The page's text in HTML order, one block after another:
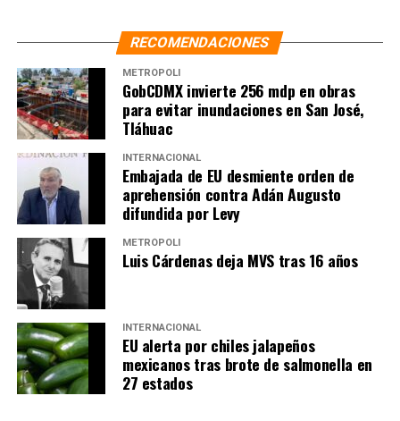
CLAUDIA SHEINBAUM
HOMENAJE
JOSÉ JOSÉ
SIGUIENTE
Joven es detenido por arrojar a un perro desde un quinto
piso
NO TE PIERDAS
El perfil de García Harfuch genera confianza a
Coparmex
RECOMENDACIONES
METRÓPOLI
GobCDMX invierte 256 mdp en obras
para evitar inundaciones en San José,
Tláhuac
INTERNACIONAL
Embajada de EU desmiente orden de
aprehensión contra Adán Augusto
difundida por Levy
METRÓPOLI
Luis Cárdenas deja MVS tras 16 años
INTERNACIONAL
EU alerta por chiles jalapeños
mexicanos tras brote de salmonella en
27 estados